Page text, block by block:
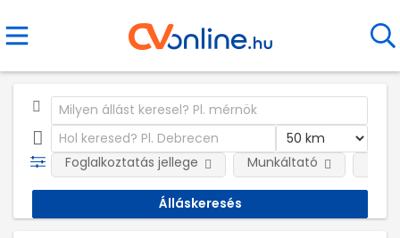
Foglalkoztatás jellege Munkáltató